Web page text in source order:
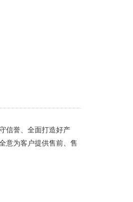
信誉、全面打造好产
意为客户提供售前、售